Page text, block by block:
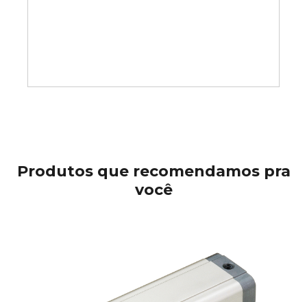
Produtos que recomendamos pra
você